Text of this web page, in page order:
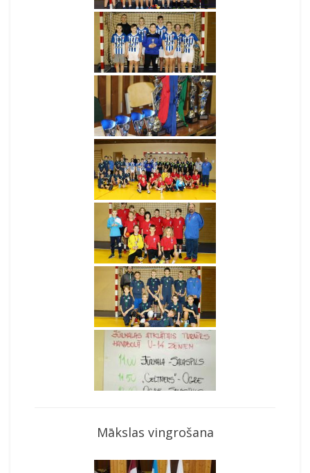
Mākslas vingrošana